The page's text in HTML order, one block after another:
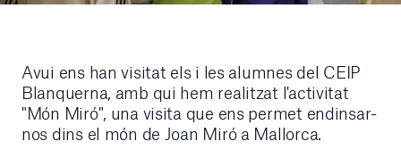
Avui ens han visitat els i les alumnes del CEIP
Blanquerna, amb qui hem realitzat l'activitat
"Món Miró", una visita que ens permet endinsar-
nos dins el món de Joan Miró a Mallorca.